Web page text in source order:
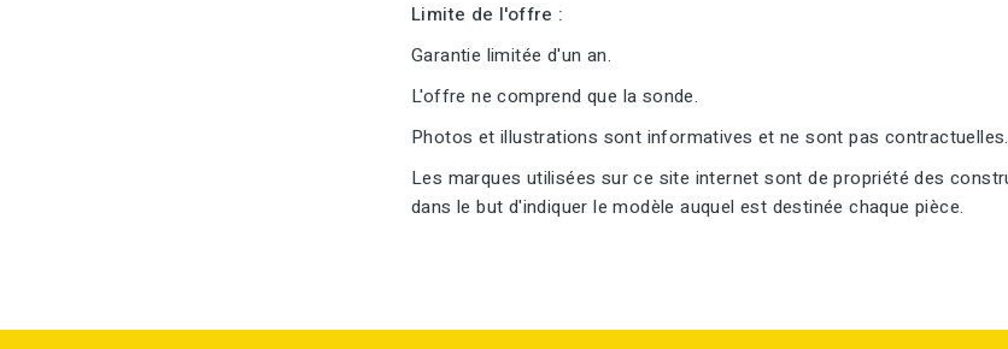
Limite de l'offre :
Garantie limitée d'un an.
L'offre ne comprend que la sonde.
Photos et illustrations sont informatives et ne sont pas contractuelles.
Les marques utilisées sur ce site internet sont de propriété des
dans le but d'indiquer le modèle auquel est destinée chaque pièce.